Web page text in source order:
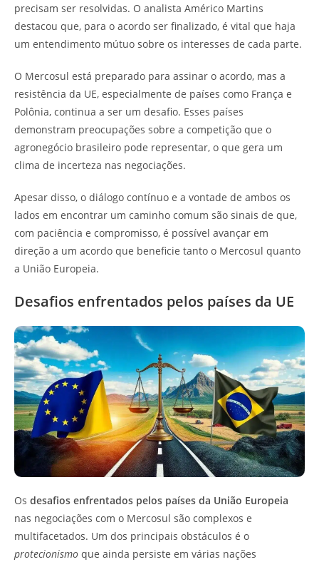
precisam ser resolvidas. O analista Américo Martins
destacou que, para o acordo ser finalizado, é vital que haja
um entendimento mútuo sobre os interesses de cada parte.
O Mercosul está preparado para assinar o acordo, mas a
resistência da UE, especialmente de países como França e
Polônia, continua a ser um desafio. Esses países
demonstram preocupações sobre a competição que o
agronegócio brasileiro pode representar, o que gera um
clima de incerteza nas negociações.
Apesar disso, o diálogo contínuo e a vontade de ambos os
lados em encontrar um caminho comum são sinais de que,
com paciência e compromisso, é possível avançar em
direção a um acordo que beneficie tanto o Mercosul quanto
a União Europeia.
Desafios enfrentados pelos países da UE
Os desafios enfrentados pelos países da União Europeia
nas negociações com o Mercosul são complexos e
multifacetados. Um dos principais obstáculos é o
protecionismo que ainda persiste em várias nações